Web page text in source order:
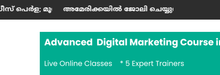
കലാസപര്യയ്ക്ക് ഗൾഫ് മണ്ണിലും അംഗീകാരം
ജോലി ചെയ്യുന്ന ഇന്ത്യക്കാർക്ക് എച്ച്-1ബി വിസ
ആരോഗ്യ,